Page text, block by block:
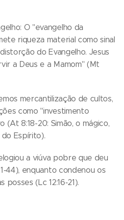
O "evangelho da
riqueza material como sinal
do Evangelho. Jesus
a Deus e a Mamom" (Mt
mercantilização de cultos,
como "investimento
(At 8:18-20: Simão, o mágico,
Espírito).
a viúva pobre que deu
44), enquanto condenou os
posses (Lc 12:16-21).